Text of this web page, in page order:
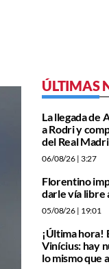
ÚLTIMAS
La llegada de
a Rodri y
del Real
06/08/26 | 3:27
Florentino
darle vía libre
05/08/26 | 19:01
¡Última hora!
Vinícius: hay
lo mismo que